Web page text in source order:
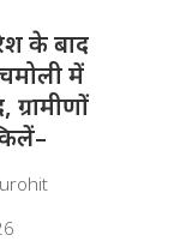
के बाद
में